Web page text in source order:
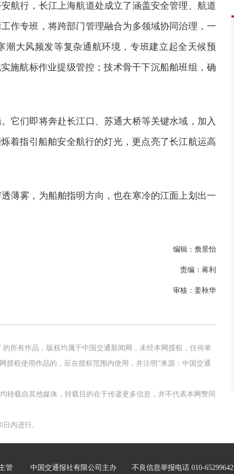
航行，长江上海航道处成立了涵盖安全管理、航道
作专班，将跨部门管理融合为多领域协同治理，一
大风频发等复杂通航环境，专班建立起全天候预
施航标作业提级管控；技术骨干下沉船舶班组，确
它们即将奔赴长江口、苏通大桥等关键水域，加入
着指引船舶安全航行的灯光，更点亮了长江航运高
薄雾，为船舶指明方向，也在寒冷的江面上划出一
编辑：詹景怡
责编：蒋利
审核：姜秋华
所有作品，版权均属于中国交通新闻网，未经本网授权，任何单
权使用作品的，应在授权范围内使用，并注明“来源：中国交通
转载自其他媒体，转载目的在于传递更多信息，并不代表本网赞同
内进行。
管 中国交通报社有限公司主办 不良信息举报电话 010-65299642